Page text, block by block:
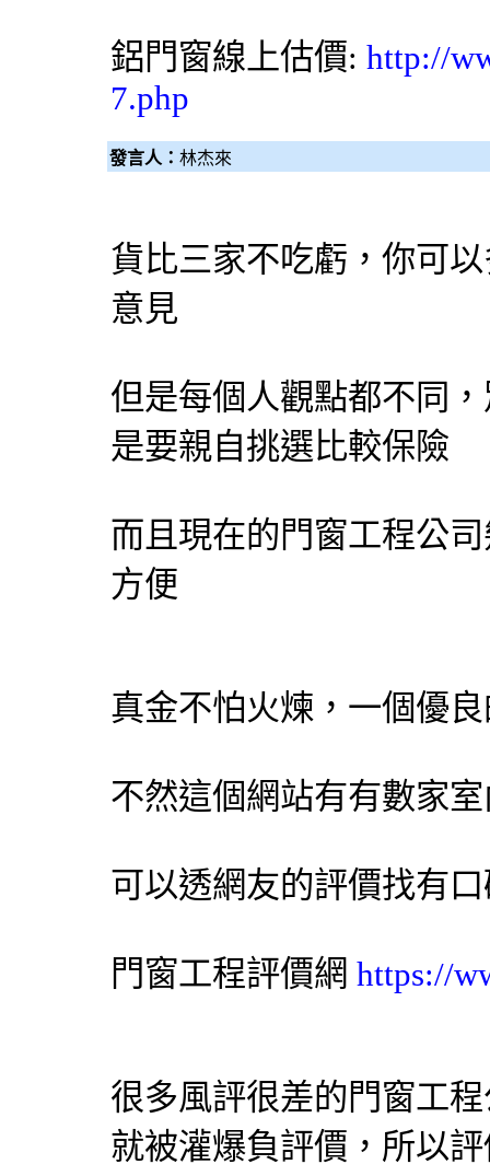
鋁門窗線上估價: http://
7.php
發言人： 林杰來
貨比三家不吃虧，你可
意見
但是每個人觀點都不同
是要親自挑選比較保險
而且現在的 門窗工程公
方便
真金不怕火煉，一個優
不然這個網站有有數家
可以透網友的評價找有
門窗工程評價網 https://
很多風評很差的 門窗工程
就被灌爆負評價，所以